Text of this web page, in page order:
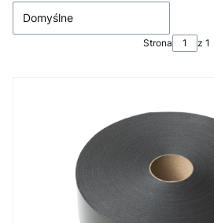
Domyślne
Strona z 1